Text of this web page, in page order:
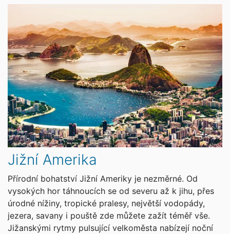
Jižní Amerika
Přírodní bohatství Jižní Ameriky je nezměrné. Od
vysokých hor táhnoucích se od severu až k jihu, přes
úrodné nížiny, tropické pralesy, největší vodopády,
jezera, savany i pouště zde můžete zažít téměř vše.
Jižanskými rytmy pulsující velkoměsta nabízejí noční